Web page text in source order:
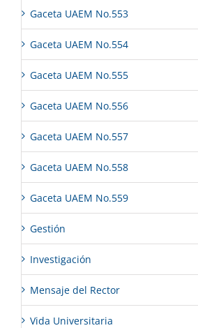
Gaceta UAEM No.553
Gaceta UAEM No.554
Gaceta UAEM No.555
Gaceta UAEM No.556
Gaceta UAEM No.557
Gaceta UAEM No.558
Gaceta UAEM No.559
Gestión
Investigación
Mensaje del Rector
Vida Universitaria